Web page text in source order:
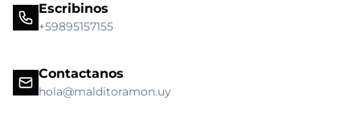
Escribinos
+59895157155
Contactanos
hola@malditoramon.uy